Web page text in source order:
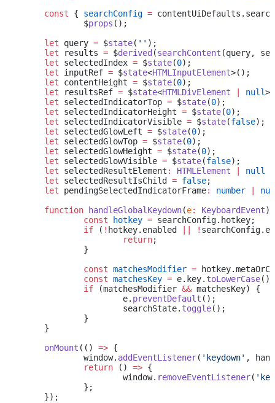
	const
{ searchConfig =
		$
props ();
	let
query = $state( '' );
	let
results = $derived (searchContent (query,
	let
selectedIndex = $state(0);
	let
inputRef = $state<HTMLInputElement>();
	let
contentHeight = $state(0);
	let
resultsRef = $state<HTMLDivElement null>(
	let
selectedIndicatorTop = $state(0);
	let
selectedIndicatorHeight = $state(0);
	let
selectedIndicatorVisible = $state(false);
	let
selectedGlowLeft = $state(0);
	let
selectedGlowTop = $state(0);
	let
selectedGlowHeight = $state(0);
	let
selectedGlowVisible = $state(false);
	let
selectedResultElement : HTMLElement null
	let
selectedResultIsChild = false;
	let
pendingSelectedIndicatorFrame: number
	function
handleGlobalKeydown(e: KeyboardEvent)
		const
hotkey = searchConfig.hotkey;
		if
( ! hotkey.enabled !
			return
;
		}
		const
matchesModifier =
		const
matchesKey = e.key. toLowerCase()
		if
(matchesModifier && matchesKey) {
			e.
preventDefault ();
			searchState.
toggle();
		}
	}
	onMount
(() => {
		window.
addEventListener( 'keydown' ,
		return
() => {
			window.
removeEventListener(
		};
	});